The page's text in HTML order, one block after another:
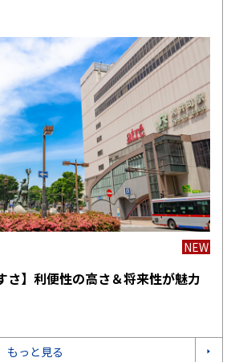
NEW
さ】利便性の高さ＆将来性が魅力
もっと見る